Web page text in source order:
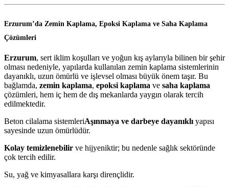
Erzurum’da Zemin Kaplama, Epoksi Kaplama ve Saha Kaplama
Çözümleri
Erzurum, sert iklim koşulları ve yoğun kış aylarıyla bilinen bir şehir
olması nedeniyle, yapılarda kullanılan zemin kaplama sistemlerinin
dayanıklı, uzun ömürlü ve işlevsel olması büyük önem taşır. Bu
bağlamda, zemin kaplama, epoksi kaplama ve saha kaplama
çözümleri, hem iç hem de dış mekanlarda yaygın olarak tercih
edilmektedir.
Beton cilalama sistemleriAşınmaya ve darbeye dayanıklı yapısı
sayesinde uzun ömürlüdür.
Kolay temizlenebilir ve hijyeniktir; bu nedenle sağlık sektöründe
çok tercih edilir.
Su, yağ ve kimyasallara karşı dirençlidir.